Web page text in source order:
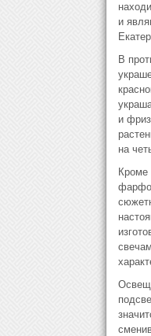
и
В
и
на
Кроме